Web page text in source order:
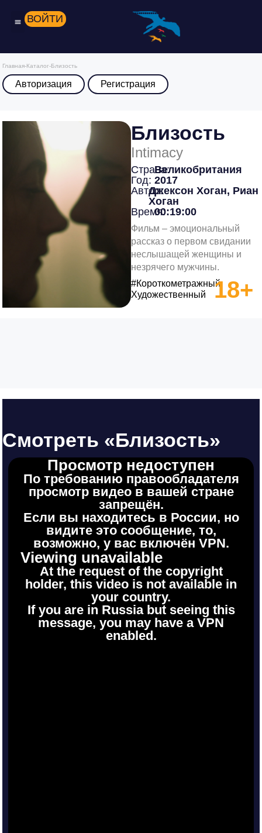
ВОЙТИ
Главная-Каталог-Близость
Авторизация Регистрация
Близость
Intimacy
Страна:Великобритания
Год: 2017
Автор:Джексон Хоган, Риан
Хоган
Время:00:19:00
Фильм – эмоциональный
рассказ о первом свидании
неслышащей женщины и
незрячего мужчины.
#Короткометражный,
Художественный
18+
Смотреть «Близость»
Просмотр недоступен
По требованию правообладателя
просмотр видео в вашей стране
запрещён.
Если вы находитесь в России, но
видите это сообщение, то,
возможно, у вас включён VPN.
Viewing unavailable
At the request of the copyright
holder, this video is not available in
your country.
If you are in Russia but seeing this
message, you may have a VPN
enabled.